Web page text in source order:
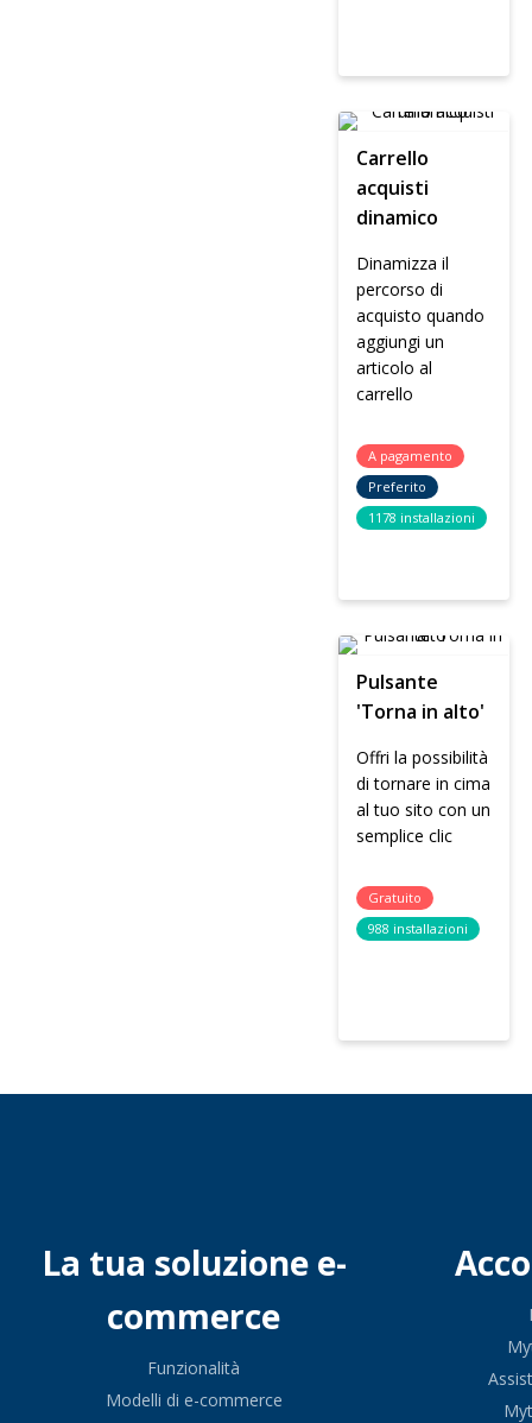
Carrello
acquisti
dinamico
Dinamizza il
percorso di
acquisto quando
aggiungi un
articolo al
carrello
A pagamento
Preferito
1178 installazioni
Pulsante
'Torna in alto'
Offri la possibilità
di tornare in cima
al tuo sito con un
semplice clic
Gratuito
988 installazioni
La tua soluzione e-
commerce
Funzionalità
Modelli di e-commerce